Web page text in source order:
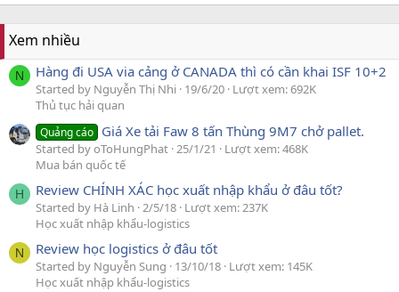
Xem nhiều
N Hàng đi USA via cảng ở CANADA thì có cần khai ISF 10+2
Started by Nguyễn Thị Nhi 19/6/20 Lượt xem: 692K
Thủ tục hải quan
Quảng cáo Giá Xe tải Faw 8 tấn Thùng 9M7 chở pallet.
Started by oToHungPhat 25/1/21
Lượt xem: 468K
Mua bán quốc tế
H Review CHÍNH XÁC học xuất nhập khẩu ở đâu tốt?
Started by Hà Linh 2/5/18 Lượt xem: 237K
Học xuất nhập khẩu-logistics
N Review học logistics ở đâu tốt
Started by Nguyễn Sung 13/10/18 Lượt xem: 145K
Học xuất nhập khẩu-logistics